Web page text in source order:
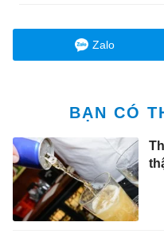
Zalo
BẠN CÓ